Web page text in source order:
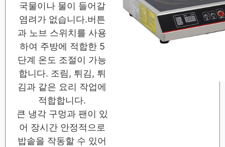
국물이나 물이 들어갈
염려가 없습니다.버튼
과 노브 스위치를 사용
하여 주방에 적합한 5
단계 온도 조절이 가능
합니다. 조림, 튀김, 튀
김과 같은 요리 작업에
적합합니다.
큰 냉각 구멍과 팬이 있
어 장시간 안정적으로
밥솥을 작동할 수 있어